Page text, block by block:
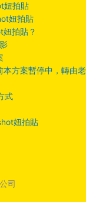
妞拍貼
妞拍貼
拍貼？
本方案暫停中，轉由老
式
妞拍貼
司